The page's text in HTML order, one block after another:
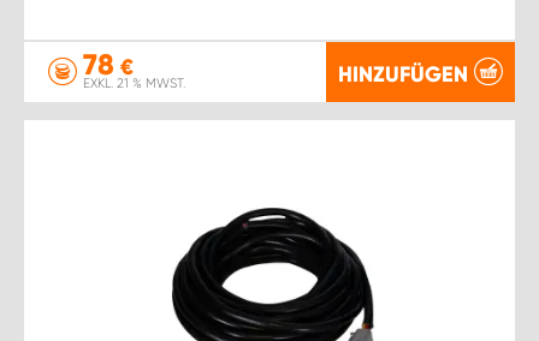
78 €
EXKL. 21 % MWST. HINZUFÜGEN